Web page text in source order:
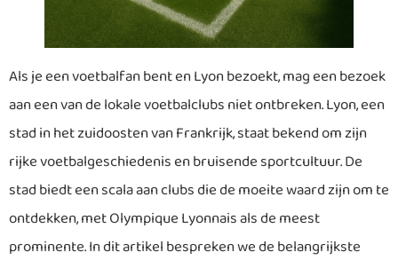
Als je een voetbalfan bent en Lyon bezoekt, mag een bezoek
aan een van de lokale voetbalclubs niet ontbreken. Lyon, een
stad in het zuidoosten van Frankrijk, staat bekend om zijn
rijke voetbalgeschiedenis en bruisende sportcultuur. De
stad biedt een scala aan clubs die de moeite waard zijn om te
ontdekken, met Olympique Lyonnais als de meest
prominente. In dit artikel bespreken we de belangrijkste